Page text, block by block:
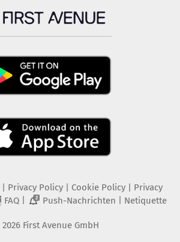
Privacy Policy| Cookie Policy| Privacy
FAQ| 2 Push-Nachrichten Netiquette
2026 First Avenue GmbH